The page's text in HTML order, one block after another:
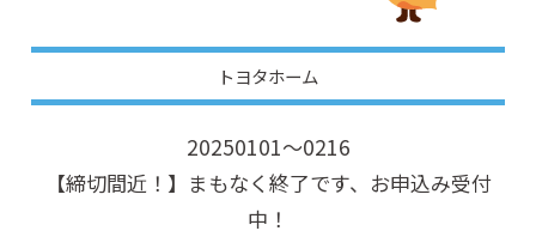
トヨタホーム
20250101～0216
【締切間近！】まもなく終了です、お申込み受付
中！